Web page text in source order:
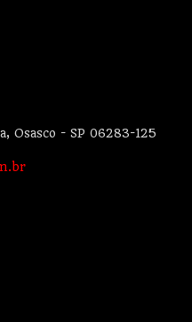
Osasco - SP 06283-125